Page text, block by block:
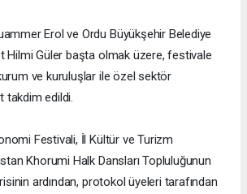
Erol ve Ordu Büyükşehir Belediye
Hilmi Güler başta olmak üzere, festivale
ve kuruluşlar ile özel sektör
takdim edildi.
Festivali, İl Kültür ve Turizm
Khorumi Halk Dansları Topluluğunun
ardından, protokol üyeleri tarafından